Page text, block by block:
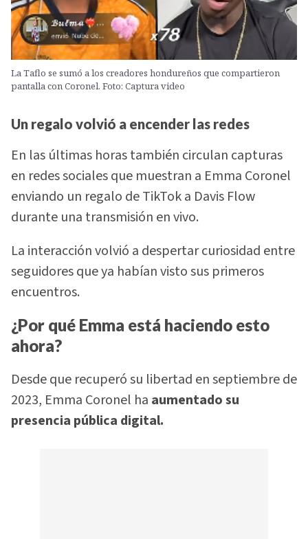
La Taflo se sumó a los creadores hondureños que compartieron
pantalla con Coronel. Foto: Captura video
Un regalo volvió a encender las redes
En las últimas horas también circulan capturas
en redes sociales que muestran a Emma Coronel
enviando un regalo de TikTok a Davis Flow
durante una transmisión en vivo.
La interacción volvió a despertar curiosidad entre
seguidores que ya habían visto sus primeros
encuentros.
¿Por qué Emma está haciendo esto
ahora?
Desde que recuperó su libertad en septiembre de
2023, Emma Coronel ha aumentado su
presencia pública digital.